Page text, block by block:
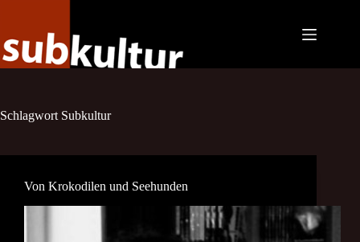
Schlagwort Subkultur
Von Krokodilen und Seehunden